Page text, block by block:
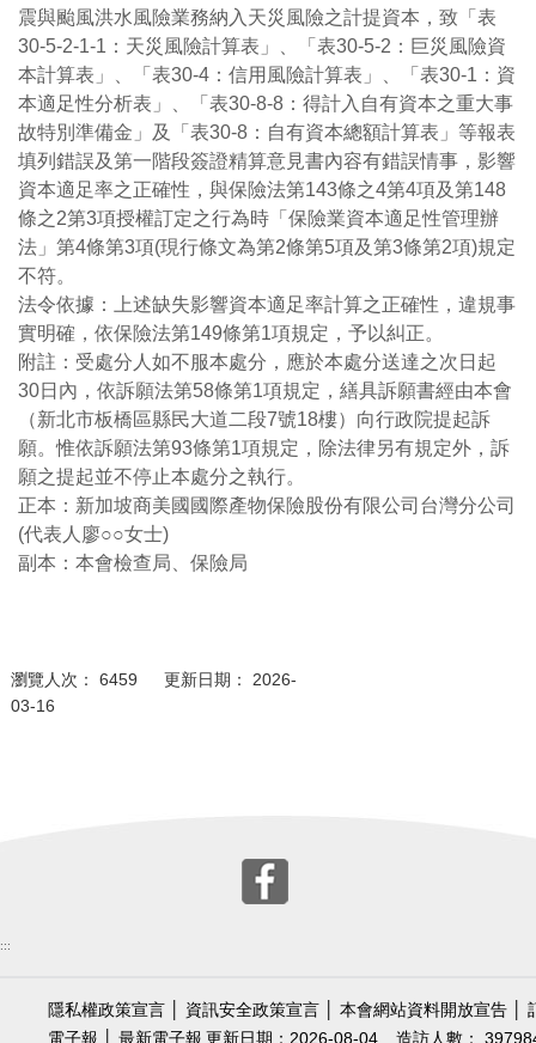
震與颱風洪水風險業務納入天災風險之計提資本，致「表
30-5-2-1-1 ：天災風險計算表」、「表30-5-2 ：巨災風險資
本計算表」、「表30-4 ：信用風險計算表」、「表30-1 ：資
本適足性分析表」、「表30-8-8 ：得計入自有資本之重大事
故特別準備金」及「表30-8 ：自有資本總額計算表」等報表
填列錯誤及第一階段簽證精算意見書內容有錯誤情事，影響
資本適足率之正確性，與保險法第143條之4第4項及第148
條之2第3項授權訂定之行為時「保險業資本適足性管理辦
法」第4條第3項(現行條文為第2條第5項及第3條第2項)規定
不符。
法令依據：上述缺失影響資本適足率計算之正確性，違規事
實明確，依保險法第149條第1項規定，予以糾正。
附註：受處分人如不服本處分，應於本處分送達之次日起
30日內，依訴願法第58條第1項規定，繕具訴願書經由本會
（新北市板橋區縣民大道二段7號18樓）向行政院提起訴
願。惟依訴願法第93條第1項規定，除法律另有規定外，訴
願之提起並不停止本處分之執行。
正本：新加坡商美國國際產物保險股份有限公司台灣分公司
(代表人廖○○女士)
副本：本會檢查局、保險局
瀏覽人次： 6459 更新日期： 2026-
03-16
:::
隱私權政策宣言 資訊安全政策宣言 本會網站資料開放宣告
電子報
最新電子報 造訪人數：
更新日期：2026-08-04